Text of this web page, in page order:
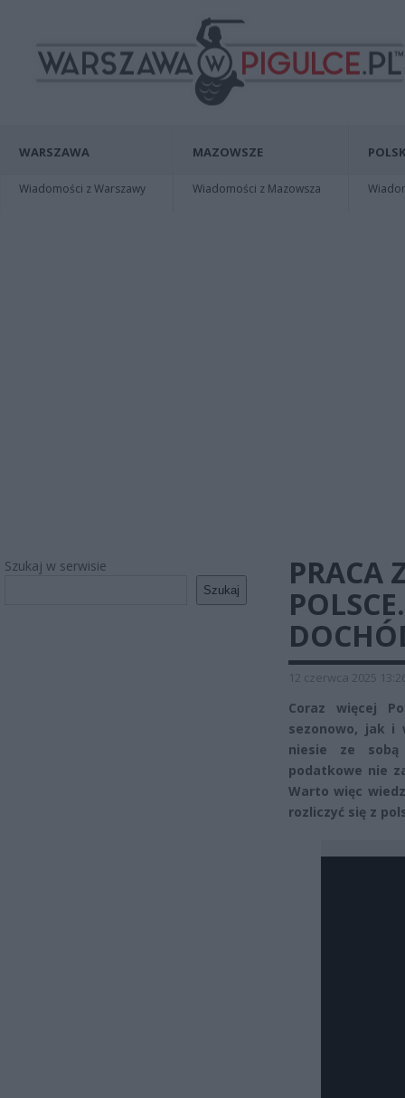
WARSZAWA
Wiadomości z Warszawy
MAZOWSZE
Wiadomości z Mazowsza
Szukaj w serwisie
Szukaj
PRACA
12 czerwca 2025
Coraz więcej
sezonowo, jak i
niesie ze sobą
podatkowe nie
Warto więc
rozliczyć się z